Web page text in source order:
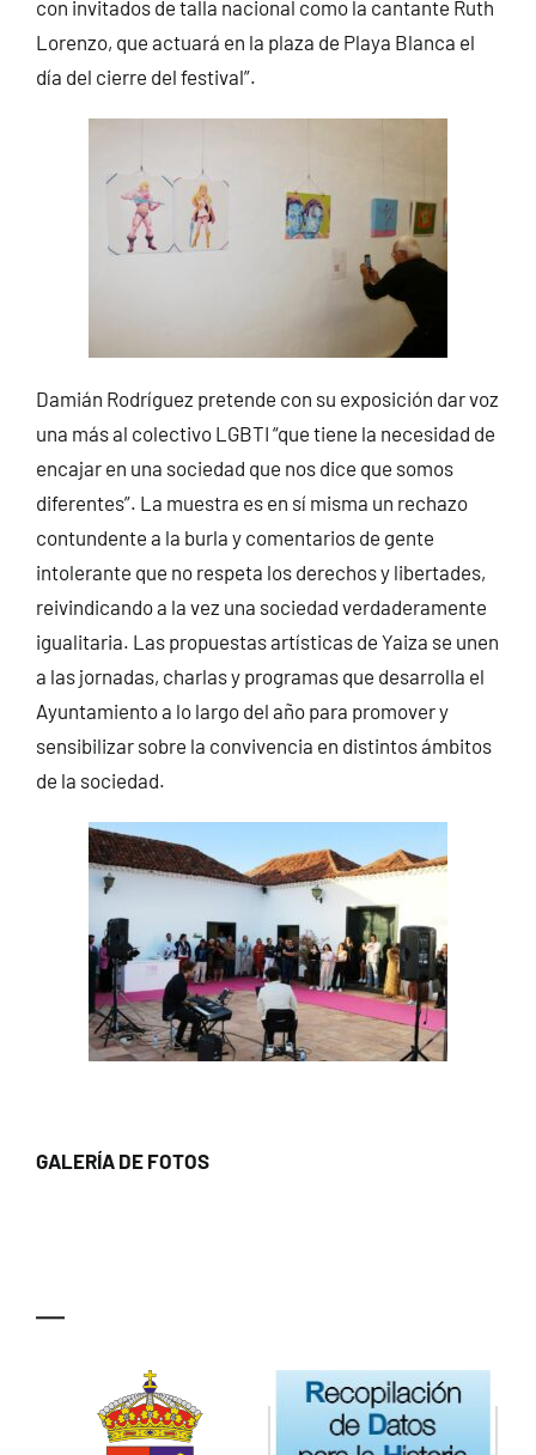
con invitados de talla nacional como la cantante Ruth
Lorenzo, que actuará en la plaza de Playa Blanca el
día del cierre del festival”.
Damián Rodríguez pretende con su exposición dar voz
una más al colectivo LGBTI “que tiene la necesidad de
encajar en una sociedad que nos dice que somos
diferentes”. La muestra es en sí misma un rechazo
contundente a la burla y comentarios de gente
intolerante que no respeta los derechos y libertades,
reivindicando a la vez una sociedad verdaderamente
igualitaria. Las propuestas artísticas de Yaiza se unen
a las jornadas, charlas y programas que desarrolla el
Ayuntamiento a lo largo del año para promover y
sensibilizar sobre la convivencia en distintos ámbitos
de la sociedad.
GALERÍA DE FOTOS
—